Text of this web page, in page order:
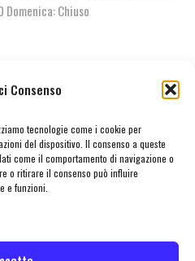
Consenso
tecnologie come i cookie per
del dispositivo. Il consenso a queste
come il comportamento di navigazione o
o ritirare il consenso può influire
e funzioni.
Domenica: Chiuso
| info@pianetapesca.it